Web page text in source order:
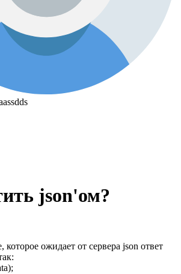
json'ом?
ожидает от сервера json ответ